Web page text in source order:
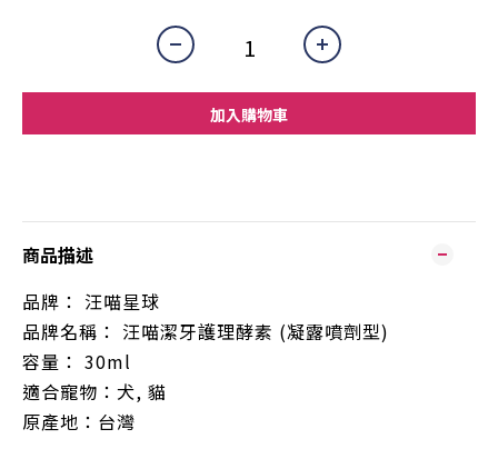
加入購物車
商品描述
品牌： 汪喵星球
品牌名稱： 汪喵潔牙護理酵素 (凝露噴劑型)
容量： 30ml
適合寵物：犬, 貓
原產地：台灣